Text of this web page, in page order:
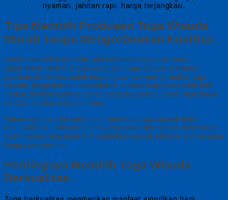
Tips Memilih Produsen Toga Wisuda
Murah Tanpa Mengorbankan Kualitas.
Untuk tidak keliru memilih, ada beberapa hal yang harus
diperhatikan saat mencari produsen toga wisuda. Pertama,
pastikan produsen sudah berpengalaman memproduksi toga
wisuda, pengalaman menandakan kualitas kerja yang lebih baik.
Kedua, periksa kualitas bahan yang digunakan, walau ingin biaya
rendah, kualitas tetap prioritas.
Bahan nyaman dan anti kusut membuat toga tampak lebih
rapi. Selain itu, pilih produsen yang sigap merespons permintaan.
Komunikasi yang tepat memudahkan seluruh tahapan pemesanan
hingga pengiriman.
Pentingnya Memilih Toga Wisuda
Berkualitas.